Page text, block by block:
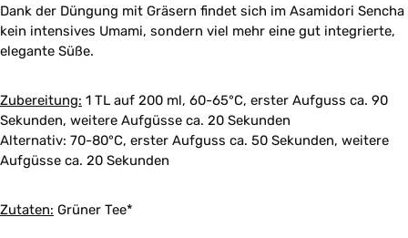
Dank der Düngung mit Gräsern findet sich im Asamidori Sencha
kein intensives Umami, sondern viel mehr eine gut integrierte,
elegante Süße.
Zubereitung: 1 TL auf 200 ml, 60-65°C, erster Aufguss ca. 90
Sekunden, weitere Aufgüsse ca. 20 Sekunden
Alternativ: 70-80°C, erster Aufguss ca. 50 Sekunden, weitere
Aufgüsse ca. 20 Sekunden
Zutaten: Grüner Tee*